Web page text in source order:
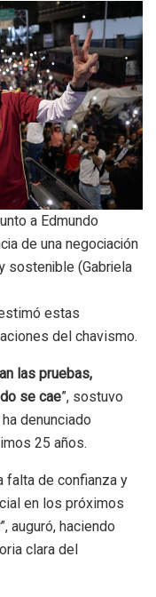
a Edmundo
de una negociación
sostenible (Gabriela
estas
del chavismo.
las pruebas,
se cae”, sostuvo
denunciado
25 años.
falta de confianza y
en los próximos
”, auguró, haciendo
clara del